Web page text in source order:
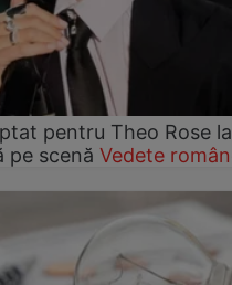
pentru Theo Rose
pe scenă Vedete